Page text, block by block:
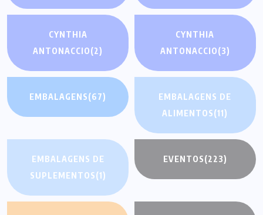
CYNTHIA
ANTONACCIO(2)
CYNTHIA
ANTONACCIO(3)
EMBALAGENS(67)
EMBALAGENS DE
ALIMENTOS(11)
EMBALAGENS DE
SUPLEMENTOS(1)
EVENTOS(223)